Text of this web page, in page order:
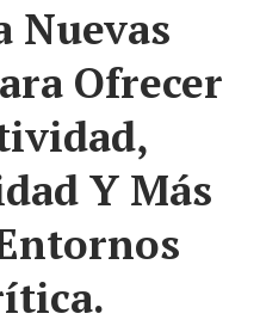
Nuevas
Ofrecer
Y Más